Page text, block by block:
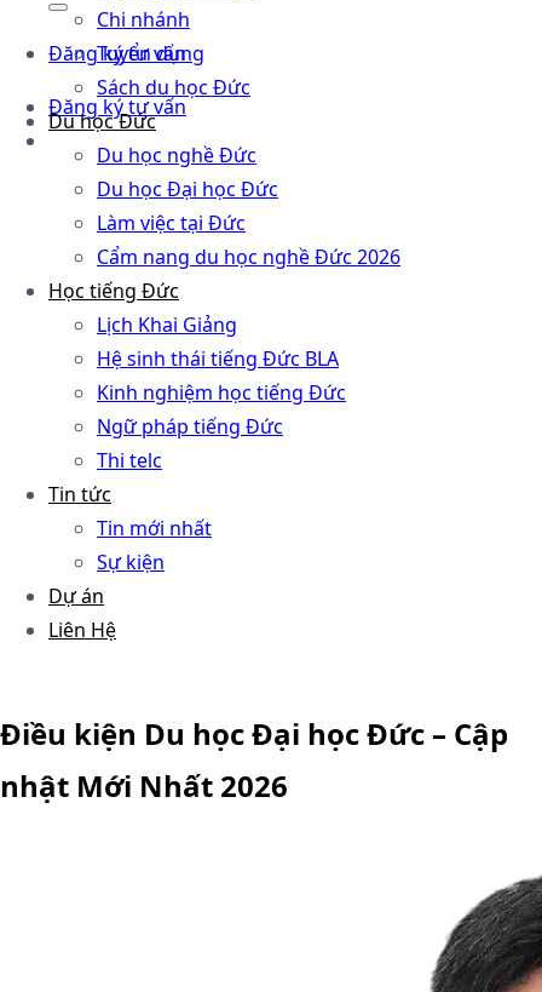
Đăng ký tư vấn
Đăng ký tư vấn
Chi nhánh
Tuyển dụng
Sách du học Đức
Du học Đức
Du học nghề Đức
Du học Đại học Đức
Làm việc tại Đức
Cẩm nang du học nghề Đức 2026
Học tiếng Đức
Lịch Khai Giảng
Hệ sinh thái tiếng Đức BLA
Kinh nghiệm học tiếng Đức
Ngữ pháp tiếng Đức
Thi telc
Tin tức
Tin mới nhất
Sự kiện
Dự án
Liên Hệ
Điều kiện Du học Đại học Đức – Cập
nhật Mới Nhất 2026